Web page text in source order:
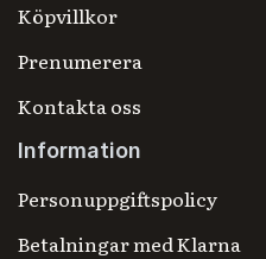
Köpvillkor
Prenumerera
Kontakta oss
Information
Personuppgiftspolicy
Betalningar med Klarna